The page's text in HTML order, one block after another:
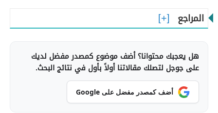
المراجع
هل يعجبك محتوانا؟ أضف موضوع كمصدر مفضل لديك
على جوجل لتصلك مقالاتنا أولاً بأول في نتائج البحث.
أضف كمصدر مفضل على Google